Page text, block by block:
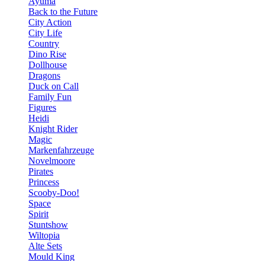
Back to the Future
City Action
City Life
Country
Dino Rise
Dollhouse
Dragons
Duck on Call
Family Fun
Figures
Heidi
Knight Rider
Magic
Markenfahrzeuge
Novelmoore
Pirates
Princess
Scooby-Doo!
Space
Spirit
Stuntshow
Wiltopia
Alte Sets
Mould King